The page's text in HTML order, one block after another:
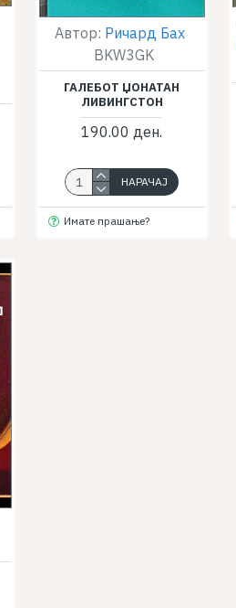
Автор: Ричард Бах
BKW3GK
ГАЛЕБОТ ЏОНАТАН
ЛИВИНГСТОН
190.00 ден.
НАРАЧАЈ
Имате прашање?